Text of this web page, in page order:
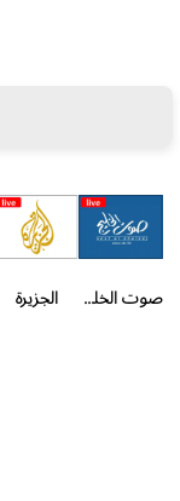
صوت الخليج الجزيرة